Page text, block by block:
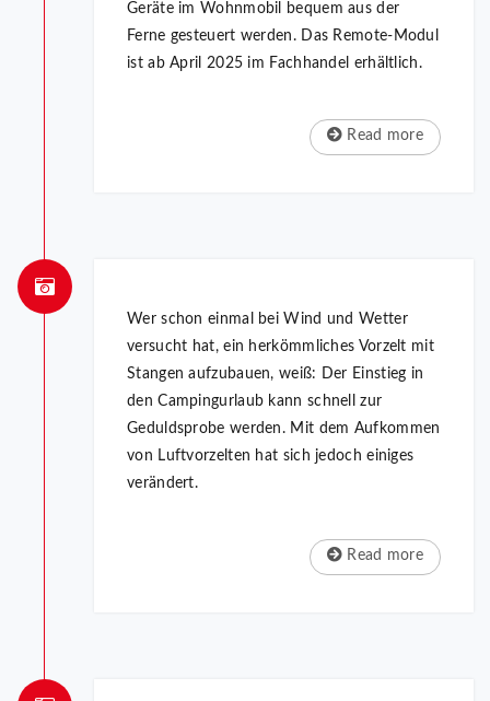
Geräte im Wohnmobil bequem aus der
Ferne gesteuert werden. Das Remote-Modul
ist ab April 2025 im Fachhandel erhältlich.
Read more
Wer schon einmal bei Wind und Wetter
versucht hat, ein herkömmliches Vorzelt mit
Stangen aufzubauen, weiß: Der Einstieg in
den Campingurlaub kann schnell zur
Geduldsprobe werden. Mit dem Aufkommen
von Luftvorzelten hat sich jedoch einiges
verändert.
Read more